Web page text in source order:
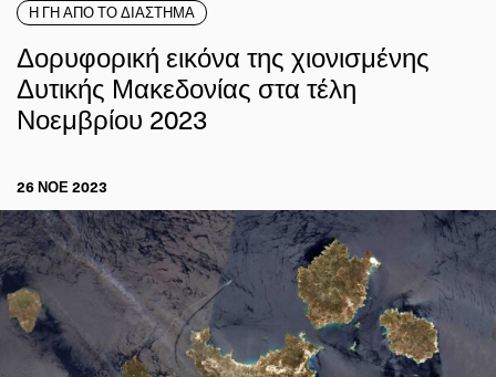
Η ΓΗ ΑΠΟ ΤΟ ΔΙΑΣΤΗΜΑ
Δορυφορική εικόνα της χιονισμένης
Δυτικής Μακεδονίας στα τέλη
Νοεμβρίου 2023
26 ΝΟΕ 2023